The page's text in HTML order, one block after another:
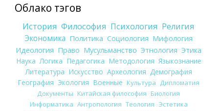
Облако тэгов
История Философия Психология Религия
Экономика Политика Социология Мифология
Идеология Право Мусульманство Этнология Этика
Наука Логика Педагогика Методология Языкознание
Литература Искусство Археология Демография
География Экология Военные Культура
Дипломатия
Документы Китайская философия Биология
Информатика Антропология Теология Эстетика